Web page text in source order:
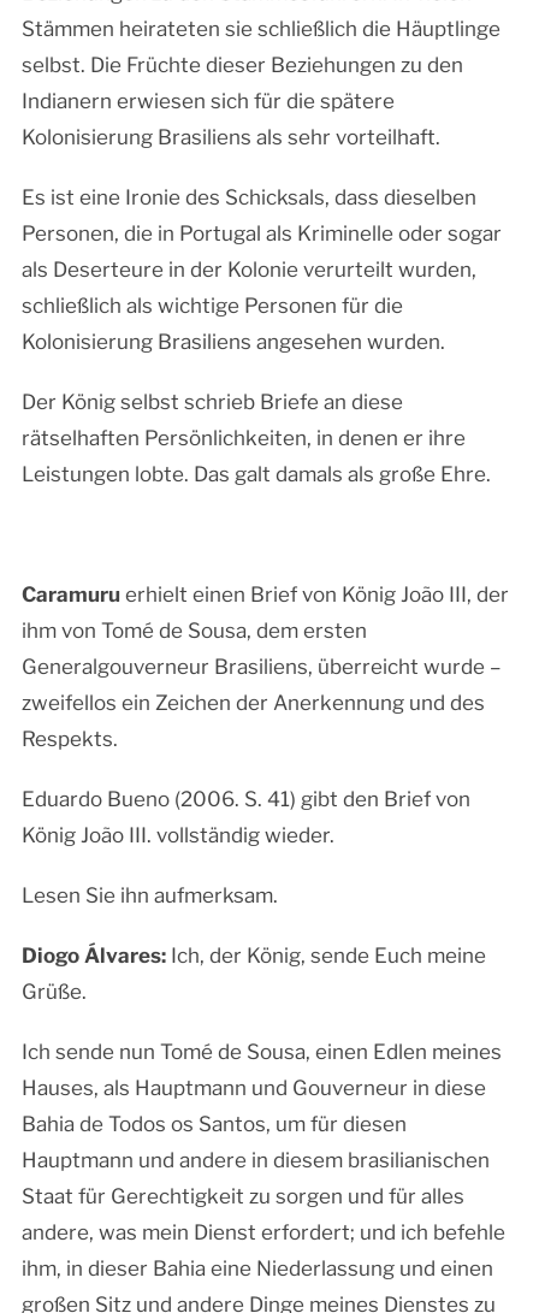
Stämmen heirateten sie schließlich die Häuptlinge
selbst. Die Früchte dieser Beziehungen zu den
Indianern erwiesen sich für die spätere
Kolonisierung Brasiliens als sehr vorteilhaft.
Es ist eine Ironie des Schicksals, dass dieselben
Personen, die in Portugal als Kriminelle oder sogar
als Deserteure in der Kolonie verurteilt wurden,
schließlich als wichtige Personen für die
Kolonisierung Brasiliens angesehen wurden.
Der König selbst schrieb Briefe an diese
rätselhaften Persönlichkeiten, in denen er ihre
Leistungen lobte. Das galt damals als große Ehre.
Caramuruerhielt einen Brief von König João III, der
ihm von Tomé de Sousa, dem ersten
Generalgouverneur Brasiliens, überreicht wurde –
zweifellos ein Zeichen der Anerkennung und des
Respekts.
Eduardo Bueno (2006. S. 41) gibt den Brief von
König João III. vollständig wieder.
Lesen Sie ihn aufmerksam.
Diogo Álvares:Ich, der König, sende Euch meine
Grüße.
Ich sende nun Tomé de Sousa, einen Edlen meines
Hauses, als Hauptmann und Gouverneur in diese
Bahia de Todos os Santos, um für diesen
Hauptmann und andere in diesem brasilianischen
Staat für Gerechtigkeit zu sorgen und für alles
andere, was mein Dienst erfordert; und ich befehle
ihm, in dieser Bahia eine Niederlassung und einen
großen Sitz und andere Dinge meines Dienstes zu